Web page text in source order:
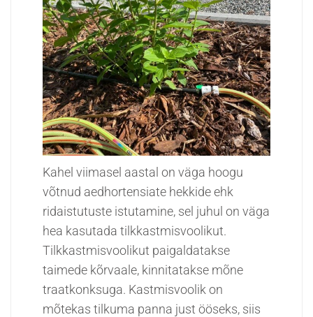
Kahel viimasel aastal on väga hoogu
võtnud aedhortensiate hekkide ehk
ridaistutuste istutamine, sel juhul on väga
hea kasutada tilkkastmisvoolikut.
Tilkkastmisvoolikut paigaldatakse
taimede kõrvaale, kinnitatakse mõne
traatkonksuga. Kastmisvoolik on
mõtekas tilkuma panna just ööseks, siis